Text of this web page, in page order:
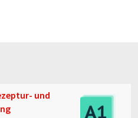
und